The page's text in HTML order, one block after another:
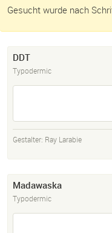
Gesucht wurde nach
DDT
Typodermic
Gestalter: Ray Larabie
Madawaska
Typodermic